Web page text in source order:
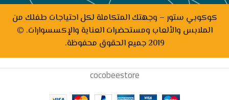
كوكوبي ستور – وجهتك المتكاملة لكل احتياجات طفلك من
الملابس والألعاب ومستحضرات العناية والإكسسوارات. ©
2019 جميع الحقوق محفوظة.
cocobeestore